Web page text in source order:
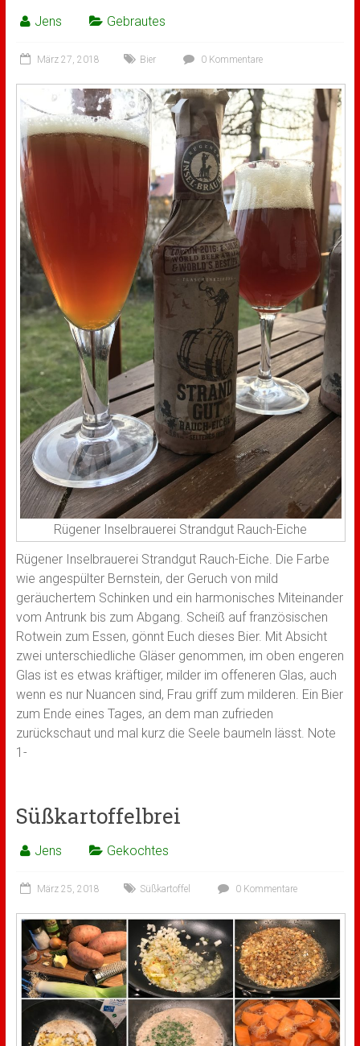
Jens Gebrautes
März 27, 2018 Bier 0 Kommentare
Rügener Inselbrauerei Strandgut Rauch-Eiche
Rügener Inselbrauerei Strandgut Rauch-Eiche. Die Farbe
wie angespülter Bernstein, der Geruch von mild
geräuchertem Schinken und ein harmonisches Miteinander
vom Antrunk bis zum Abgang. Scheiß auf französischen
Rotwein zum Essen, gönnt Euch dieses Bier. Mit Absicht
zwei unterschiedliche Gläser genommen, im oben engeren
Glas ist es etwas kräftiger, milder im offeneren Glas, auch
wenn es nur Nuancen sind, Frau griff zum milderen. Ein Bier
zum Ende eines Tages, an dem man zufrieden
zurückschaut und mal kurz die Seele baumeln lässt. Note
1-
Süßkartoffelbrei
Jens Gekochtes
März 25, 2018 Süßkartoffel 0 Kommentare